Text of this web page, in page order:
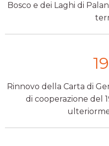
Bosco e dei Laghi di
Rinnovo della Carta di
di cooperazione del